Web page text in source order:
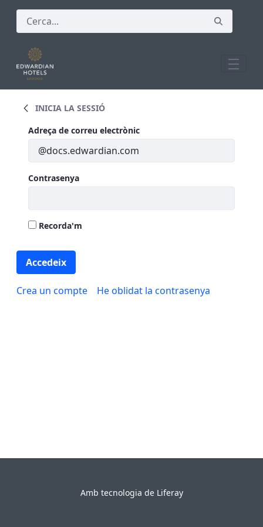
INICIA LA SESSIÓ
Inicia la sessió
Inicia la sessió
Adreça de correu electrònic
Contrasenya
Recorda'm
Accedeix
Crea un compte He oblidat la contrasenya
Amb tecnologia de Liferay